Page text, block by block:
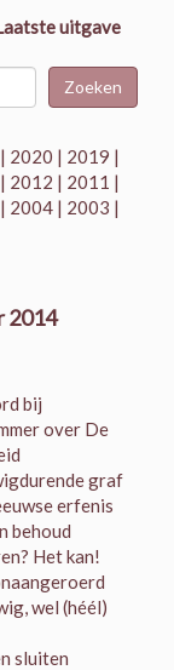
uitgave
Zoeken
| 2020 | 2019 |
| 2012 | 2011 |
| 2004 | 2003 |
2014
bij
over De
graf
erfenis
behoud
Het kan!
wel (héél)
sluiten